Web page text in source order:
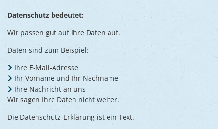
Datenschutz bedeutet:
Wir passen gut auf Ihre Daten auf.
Daten sind zum Beispiel:
Ihre E-Mail-Adresse
Ihr Vorname und Ihr Nachname
Ihre Nachricht an uns
Wir sagen Ihre Daten nicht weiter.
Die Datenschutz-Erklärung ist ein Text.